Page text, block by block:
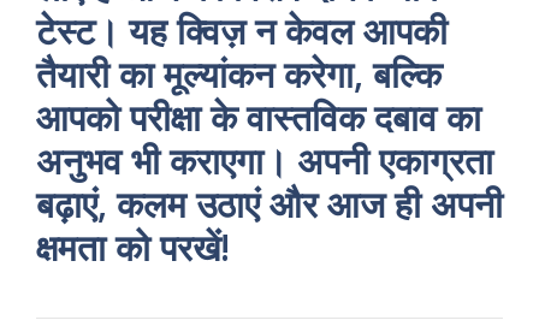
टेस्ट। यह क्विज़ न केवल आपकी
तैयारी का मूल्यांकन करेगा, बल्कि
आपको परीक्षा के वास्तविक दबाव का
अनुभव भी कराएगा। अपनी एकाग्रता
बढ़ाएं, कलम उठाएं और आज ही अपनी
क्षमता को परखें!